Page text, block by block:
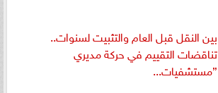
بين النقل قبل العام والتثبيت لسنوات..
تناقضات التقييم في حركة مديري
”مستشفيات...